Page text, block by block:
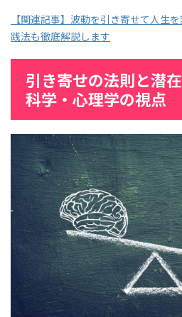
【関連記事】波動を引き寄せて人生
践法も徹底解説します
引き寄せの法則と潜
科学・心理学の視点